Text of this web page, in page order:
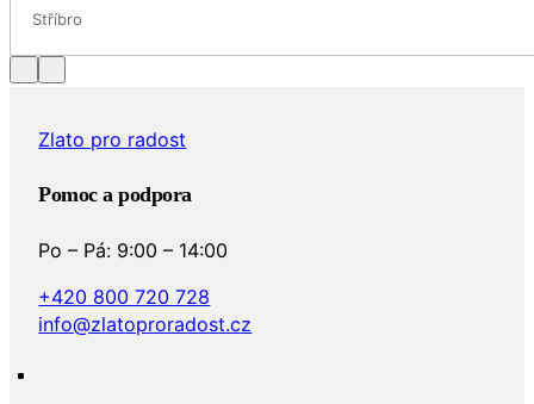
Stříbro
Zlato pro radost
Pomoc a podpora
Po – Pá: 9:00 – 14:00
+420 800 720 728
info@zlatoproradost.cz